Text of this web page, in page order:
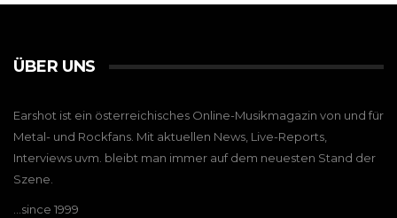
ÜBER UNS
Earshot ist ein österreichisches Online-Musikmagazin von und für
Metal- und Rockfans. Mit aktuellen News, Live-Reports,
Interviews uvm. bleibt man immer auf dem neuesten Stand der
Szene.
…since 1999